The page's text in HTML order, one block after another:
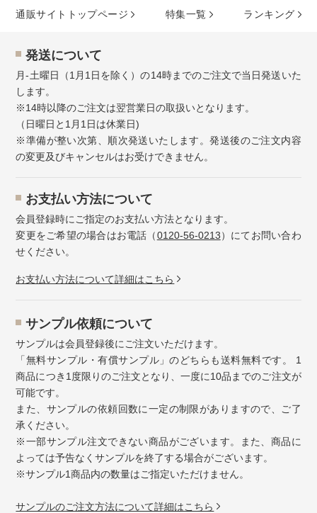
通販サイトトップページ 特集⼀覧 ランキング
発送について
月-土曜日（1月1日を除く）の14時までのご注文で当日発送いた
します。
※14時以降のご注文は翌営業日の取扱いとなります。
（日曜日と1月1日は休業日)
※準備が整い次第、順次発送いたします。発送後のご注文内容
の変更及びキャンセルはお受けできません。
お⽀払い⽅法について
会員登録時にご指定のお支払い方法となります。
変更をご希望の場合はお電話（0120-56-0213）にてお問い合わ
せください。
お⽀払い⽅法について詳細はこちら
サンプル依頼について
サンプルは会員登録後にご注文いただけます。
「無料サンプル・有償サンプル」のどちらも送料無料です。 1
商品につき1度限りのご注文となり、一度に10品までのご注文が
可能です。
また、サンプルの依頼回数に一定の制限がありますので、ご了
承ください。
※一部サンプル注文できない商品がございます。また、商品に
よっては予告なくサンプルを終了する場合がございます。
※サンプル1商品内の数量はご指定いただけません。
サンプルのご注文方法について詳細はこちら